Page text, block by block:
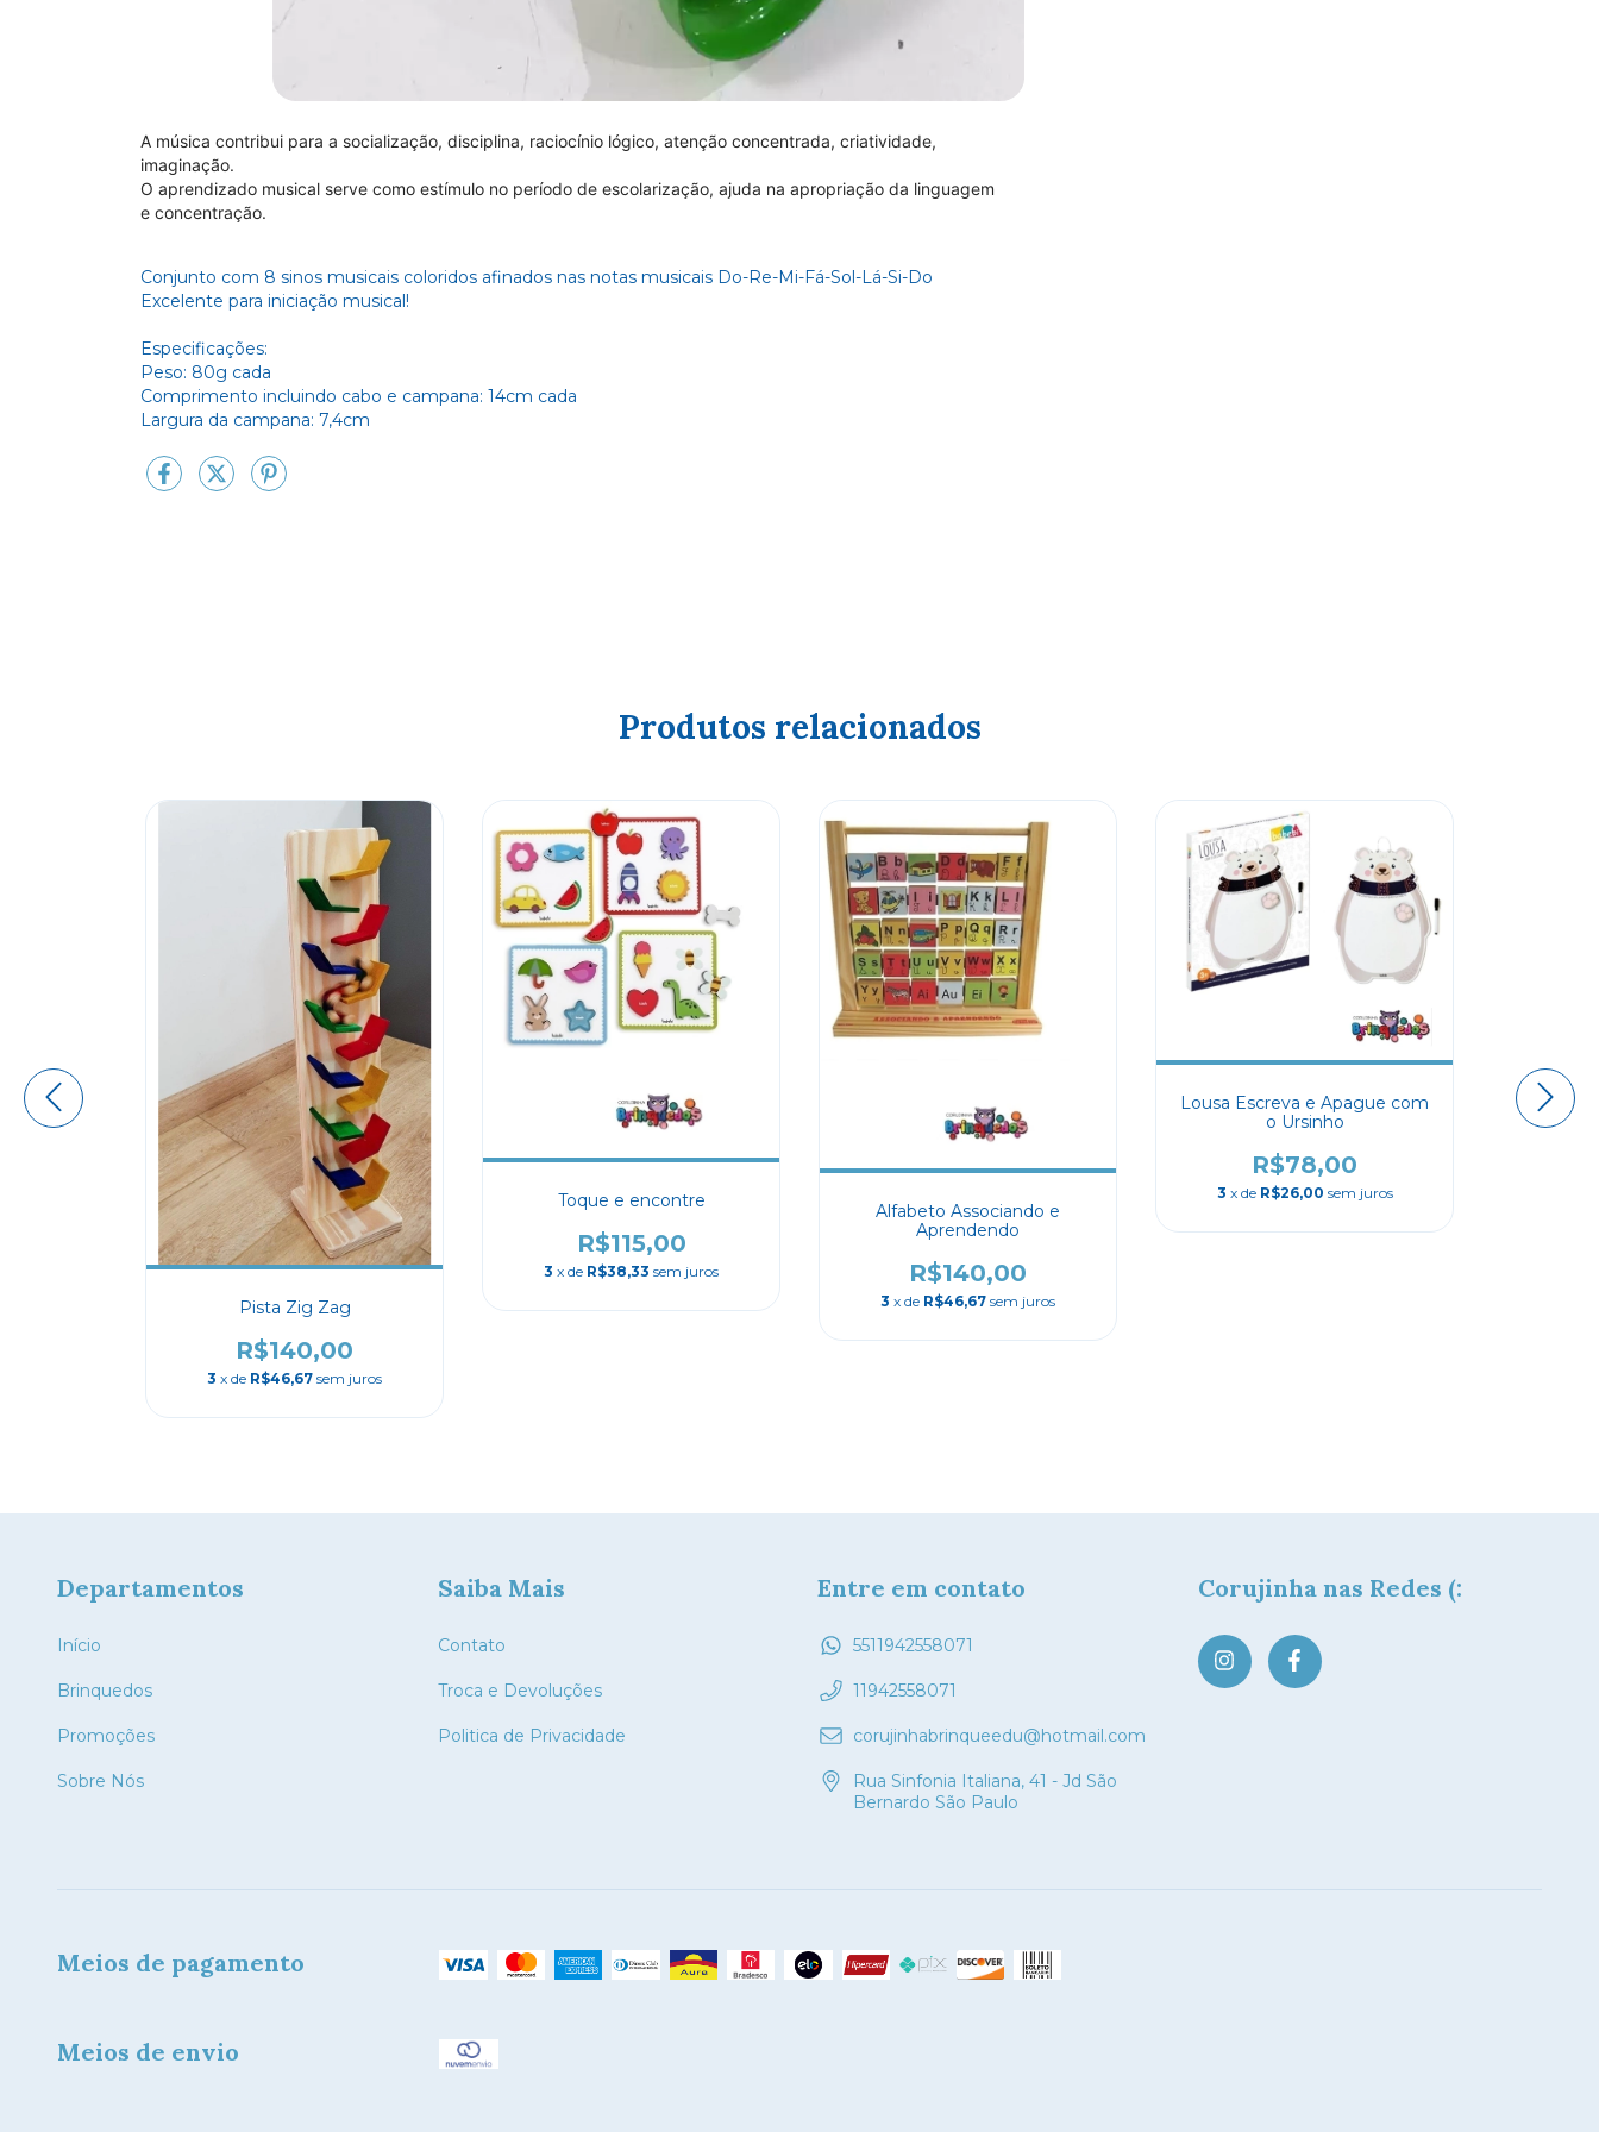
A música contribui para a socialização, disciplina, raciocínio lógico, atenção concentrada, criatividade,
imaginação.
O aprendizado musical serve como estímulo no período de escolarização, ajuda na apropriação da linguagem
e concentração.
Conjunto com 8 sinos musicais coloridos afinados nas notas musicais Do-Re-Mi-Fá-Sol-Lá-Si-Do
Excelente para iniciação musical!
Especificações:
Peso: 80g cada
Comprimento incluindo cabo e campana: 14cm cada
Largura da campana: 7,4cm
Produtos relacionados
Pista Zig Zag
R$140,00
3 x de R$46,67 sem juros
Toque e encontre
R$115,00
3 x de R$38,33 sem juros
Alfabeto Associando e
Aprendendo
R$140,00
3 x de R$46,67 sem juros
Lousa Escreva e Apague com
o Ursinho
R$78,00
3 x de R$26,00 sem juros
Departamentos
Início
Brinquedos
Promoções
Sobre Nós
Saiba Mais
Contato
Troca e Devoluções
Politica de Privacidade
Entre em contato
5511942558071
11942558071
corujinhabrinqueedu@hotmail.com
Rua Sinfonia Italiana, 41 - Jd São
Bernardo São Paulo
Corujinha nas Redes (:
Meios de pagamento
Meios de envio